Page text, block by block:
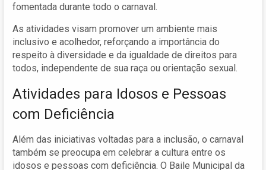
fomentada durante todo o carnaval.
As atividades visam promover um ambiente mais
inclusivo e acolhedor, reforçando a importância do
respeito à diversidade e da igualdade de direitos para
todos, independente de sua raça ou orientação sexual.
Atividades para Idosos e Pessoas
com Deficiência
Além das iniciativas voltadas para a inclusão, o carnaval
também se preocupa em celebrar a cultura entre os
idosos e pessoas com deficiência. O Baile Municipal da